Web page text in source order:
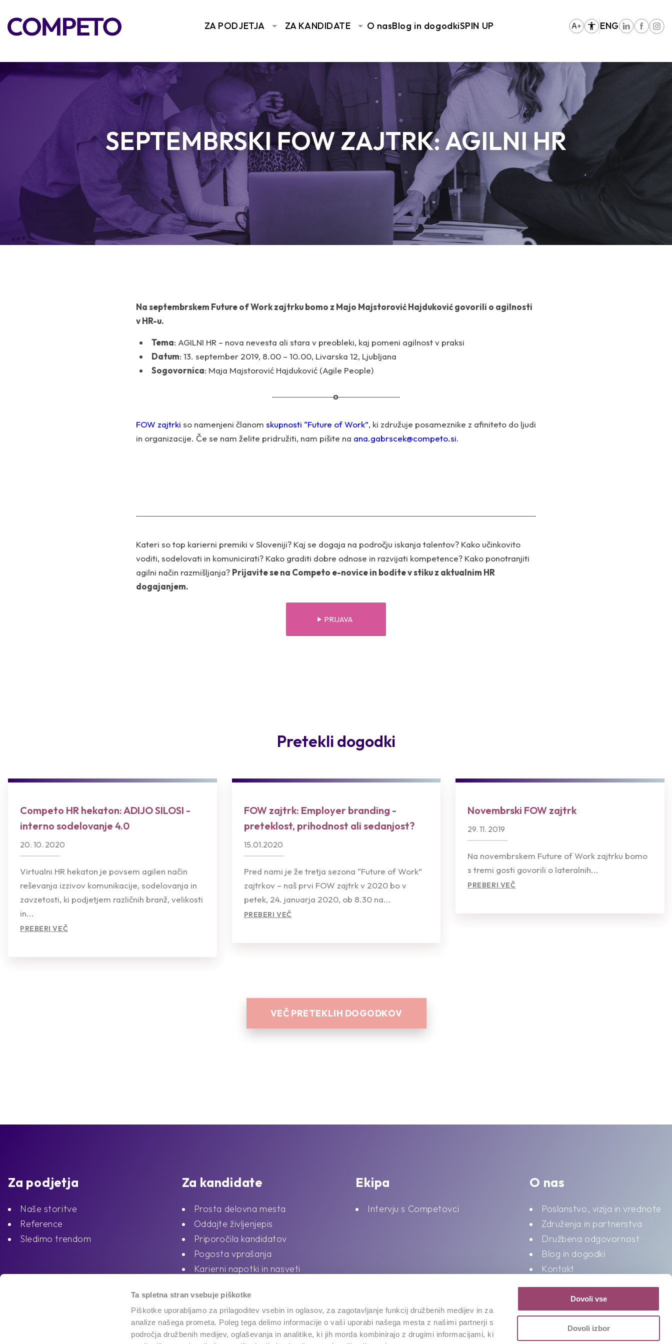
Ta spletna stran vsebuje piškotke
Piškotke uporabljamo za prilagoditev vsebin in oglasov, za zagotavljanje funkcij družbenih medijev in za
analize našega prometa. Poleg tega delimo informacije o vaši uporabi našega mesta z našimi partnerji s
področja družbenih medijev, oglaševanja in analitike, ki jih morda kombinirajo z drugimi informacijami, ki
Dovoli vse
Dovoli izbor
ZA PODJETJA ZA KANDIDATE O nasBlog in dogodkiSPIN UP ENG
SEPTEMBRSKI FOW ZAJTRK: AGILNI HR
Na septembrskem Future of Work zajtrku bomo z Majo Majstorović Hajduković govorili o agilnosti
v HR-u.
Tema: AGILNI HR – nova nevesta ali stara v preobleki, kaj pomeni agilnost v praksi
Datum: 13. september 2019, 8.00 – 10.00, Livarska 12, Ljubljana
Sogovornica: Maja Majstorović Hajduković (Agile People)
FOW zajtrki so namenjeni članom skupnosti “Future of Work”, ki združuje posameznike z afiniteto do ljudi
in organizacije. Če se nam želite pridružiti, nam pišite na ana.gabrscek@competo.si.
Kateri so top karierni premiki v Sloveniji? Kaj se dogaja na področju iskanja talentov? Kako učinkovito
voditi, sodelovati in komunicirati? Kako graditi dobre odnose in razvijati kompetence? Kako ponotranjiti
agilni način razmišljanja? Prijavite se na Competo e-novice in bodite v stiku z aktualnim HR
dogajanjem.
PRIJAVA
Pretekli dogodki
Competo HR hekaton: ADIJO SILOSI -
interno sodelovanje 4.0
20. 10. 2020
Virtualni HR hekaton je povsem agilen način
reševanja izzivov komunikacije, sodelovanja in
zavzetosti, ki podjetjem različnih branž, velikosti
in...
PREBERI VEČ
FOW zajtrk: Employer branding -
preteklost, prihodnost ali sedanjost?
15.01.2020
Pred nami je že tretja sezona “Future of Work”
zajtrkov – naš prvi FOW zajtrk v 2020 bo v
petek, 24. januarja 2020, ob 8.30 na...
PREBERI VEČ
Novembrski FOW zajtrk
29. 11. 2019
Na novembrskem Future of Work zajtrku bomo
s tremi gosti govorili o lateralnih...
PREBERI VEČ
VEČ PRETEKLIH DOGODKOV
Za podjetja
Naše storitve
Reference
Sledimo trendom
Za kandidate
Prosta delovna mesta
Oddajte življenjepis
Priporočila kandidatov
Pogosta vprašanja
Karierni napotki in nasveti
Ekipa
Intervju s Competovci
O nas
Poslanstvo, vizija in vrednote
Združenja in partnerstva
Družbena odgovornost
Blog in dogodki
Kontakt
Vilharjeva cesta 50, 1000 Ljubljana